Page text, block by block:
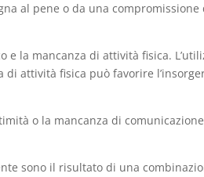
al pene o da una compromissione
e la mancanza di attività fisica.
attività fisica può favorire
o la mancanza di
sono il risultato di una